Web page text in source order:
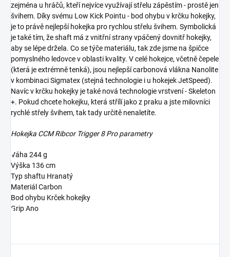
zejména u hráčů, kteří nejvíce využívají střelu zápěstím - prostě jen
švihem. Díky svému Low Kick Pointu - bod ohybu v krčku hokejky,
je to právě nejlepší hokejka pro rychlou střelu švihem. Symbolická
je také tím, že shaft má z vnitřní strany vpáčený dovnitř hokejky,
aby se lépe držela. Co se týče materiálu, tak zde jsme na špičce
pomyslného ledovce v oblasti kvality. V celé hokejce, včetně čepele
(která je extrémně tenká), jsou nejlepší carbonová vlákna Nanolite
v kombinaci Sigmatex (stejná technologie i u hokejek JetSpeed).
Navíc v krčku hokejky je také nová technologie vrstvení - Skeleton
+. Pokud chcete hokejku, která střílí jako z praku a jste milovníci
rychlé střely švihem, tak tady určitě nenaletíte.
Hokejka CCM Ribcor Trigger 8 Pro parametry
Váha 244 g
Výška 136 cm
Typ shaftu Hranatý
Materiál Carbon
Bod ohybu Krček hokejky
Grip Ano